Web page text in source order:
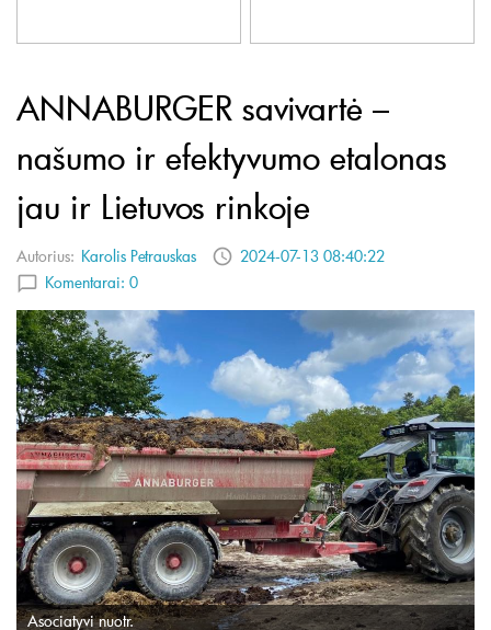
ANNABURGER savivartė –
našumo ir efektyvumo etalonas
jau ir Lietuvos rinkoje
Autorius: Karolis Petrauskas
2024-07-13 08:40:22
Komentarai: 0
Asociatyvi nuotr.